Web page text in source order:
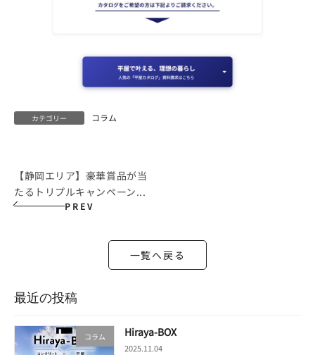
カテゴリー コラム
【静岡エリア】豪華賞品が当
たるトリプルキャンペーン...
PREV
一覧へ戻る
最近の投稿
コラム Hiraya-BOX
2025.11.04